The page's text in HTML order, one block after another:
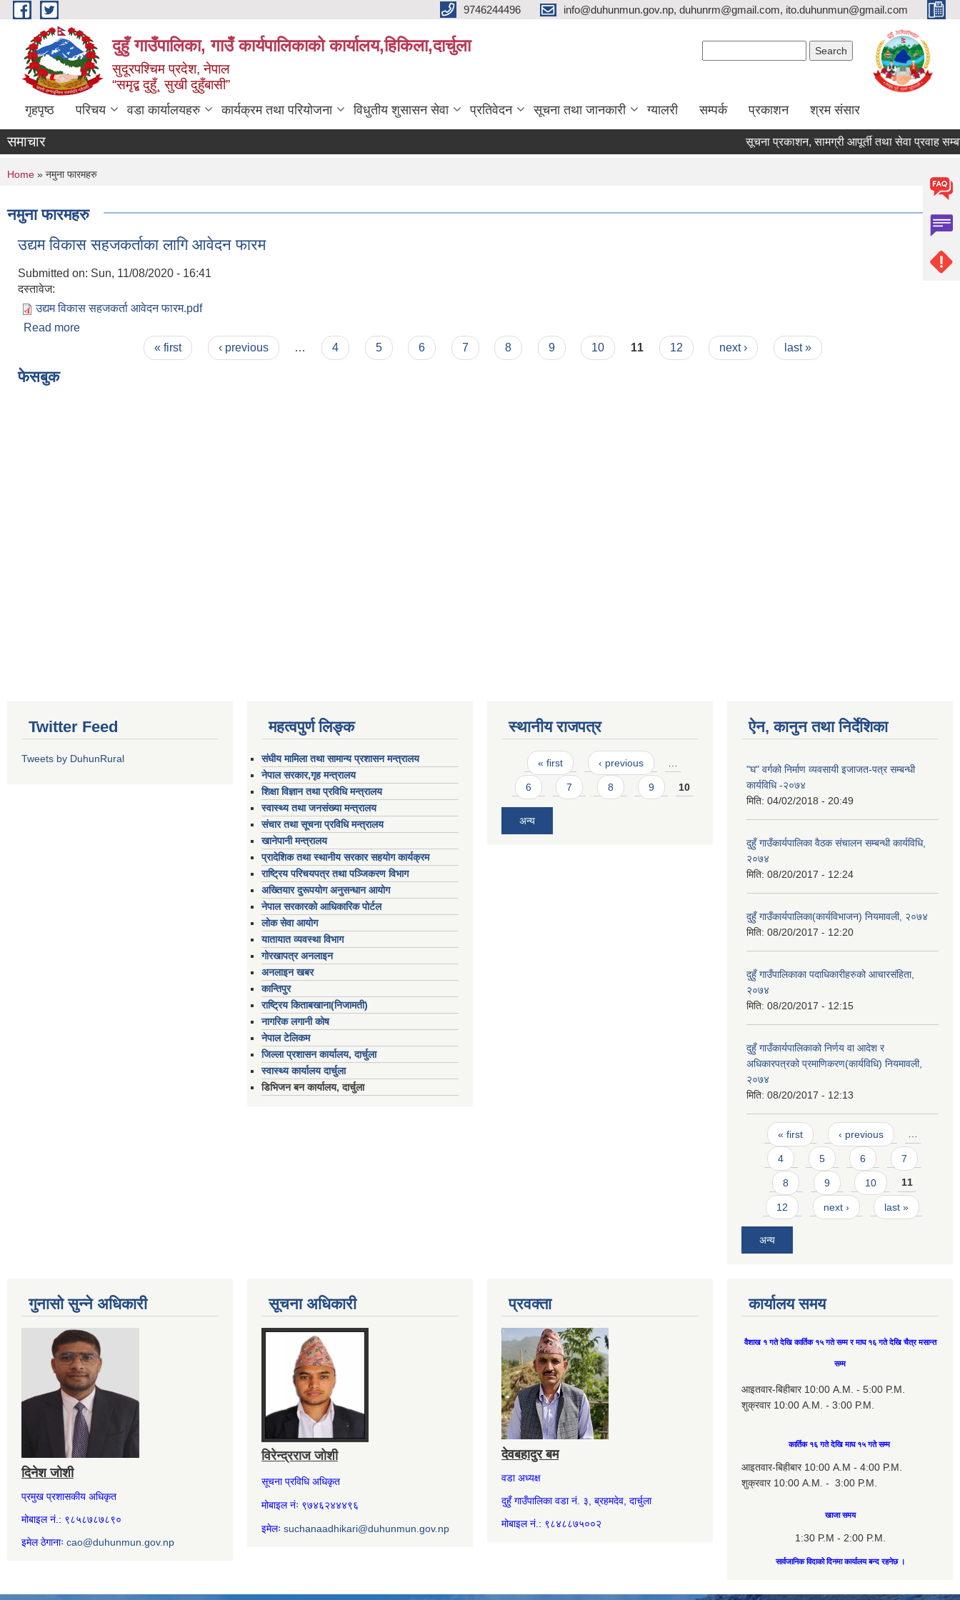
Skip to main content 9746244496 info@duhunmun.gov.np, duhunrm@gmail.com, ito.duhunmun@gmail.com
दुहुँ गाउँपालिका, गाउँ कार्यपालिकाको कार्यालय,हिकिला,दार्चुला
सुदूरपश्चिम प्रदेश, नेपाल
“समृद्ब दुहुँ¸ सुखी दुहुँबासी”
गृहपृष्ठ परिचय वडा कार्यालयहरु कार्यक्रम तथा परियोजना विधुतीय शुसासन सेवा प्रतिवेदन सूचना तथा जानकारी ग्यालरी सम्पर्क प्रकाशन श्रम संसार
समाचार सूचना प्रकाशन, सामग्री आपूर्ती तथा सेवा प्रवाह सम्बन्धमा
You are here
Home » नमुना फारमहरु
नमुना फारमहरु
उद्यम विकास सहजकर्ताका लागि आवेदन फारम
Submitted on: Sun, 11/08/2020 - 16:41
दस्तावेज:
उद्यम विकास सहजकर्ता आवेदन फारम.pdf
Read more
« first ‹ previous … 4 5 6 7 8 9 10 11 12 next › last »
फेसबुक
Twitter Feed
Tweets by DuhunRural
महत्वपुर्ण लिङ्क
संघीय मामिला तथा सामान्य प्रशासन मन्त्रालय
नेपाल सरकार,गृह मन्त्रालय
शिक्षा विज्ञान तथा प्रविधि मन्त्रालय
स्वास्थ्य तथा जनसंख्या मन्त्रालय
संचार तथा सूचना प्रविधि मन्त्रालय
खानेपानी मन्त्रालय
प्रादेशिक तथा स्थानीय सरकार सहयोग कार्यक्रम
राष्ट्रिय परिचयपत्र तथा पञ्जिकरण विभाग
अख्तियार दुरूपयोग अनुसन्धान आयोग
नेपाल सरकारको आधिकारिक पोर्टल
लोक सेवा आयोग
यातायात व्यवस्था विभाग
गोरखापत्र अनलाइन
अनलाइन खबर
कान्तिपुर
राष्ट्रिय किताबखाना(निजामती)
नागरिक लगानी कोष
नेपाल टेलिकम
जिल्ला प्रशासन कार्यालय, दार्चुला
स्वास्थ्य कार्यालय दार्चुला
डिभिजन बन कार्यालय, दार्चुला
स्थानीय राजपत्र
Pages
« first ‹ previous
6 7 8 9 10
अन्य
ऐन, कानुन तथा निर्देशिका
"घ" वर्गको निर्माण व्यवसायी इजाजत-पत्र सम्बन्धी
कार्यविधि -२०७४
मिति: 04/02/2018 - 20:49
दुहुँ गाउँकार्यपालिका वैठक संचालन सम्बन्धी कार्यविधि,
२०७४
मिति: 08/20/2017 - 12:24
दुहुँ गाउँकार्यपालिका(कार्यविभाजन) नियमावली, २०७४
मिति: 08/20/2017 - 12:20
दुहुँ गाउँपालिकाका पदाधिकारीहरुको आचारसंहिता,
२०७४
मिति: 08/20/2017 - 12:15
दुहुँ गाउँकार्यपालिकाको निर्णय वा आदेश र
अधिकारपत्रको प्रमाणिकरण(कार्यविधि) नियमावली,
२०७४
मिति: 08/20/2017 - 12:13
Pages
« first ‹ previous …
4 5 6 7
8 9 10 11
12 next › last »
अन्य
गुनासो सुन्ने अधिकारी
दिनेश जोशी
प्रमुख प्रशासकीय अधिकृत
मोबाइल नं.: ९८५८७८७८९०
इमेल ठेगानाः cao@duhunmun.gov.np
सूचना अधिकारी
विरेन्द्रराज जोशी
सूचना प्रविधि अधिकृत
मोबाइल नंः ९७४६२४४४९६
इमेलः suchanaadhikari@duhunmun.gov.np
प्रवक्ता
देवबहादुर बम
वडा अध्यक्ष
दुहुँ गाउँपालिका वडा नं. ३, ब्रहमदेव, दार्चुला
मोबाइल नं.: ९८४८८७५००२
कार्यालय समय
वैशाख १ गते देखि कार्तिक १५ गते सम्म र माघ १६ गते देखि चैत्र मसान्त
सम्म
आइतवार-बिहीबार 10:00 A.M. - 5:00 P.M.
शुक्रवार 10:00 A.M. - 3:00 P.M.
कार्तिक १६ गते देखि माघ १५ गते सम्म
आइतवार-बिहीबार 10:00 A.M - 4:00 P.M.
शुक्रवार 10:00 A.M. - 3:00 P.M.
खाजा समय
1:30 P.M - 2:00 P.M.
सार्वजानिक विदाको दिनमा कार्यालय बन्द रहनेछ ।